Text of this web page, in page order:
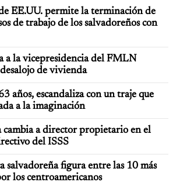
EE.UU. permite la terminación de
de trabajo de los salvadoreños con
a la vicepresidencia del FMLN
de vivienda
años, escandaliza con un traje que
a la imaginación
cambia a director propietario en el
del ISSS
salvadoreña figura entre las 10 más
los centroamericanos